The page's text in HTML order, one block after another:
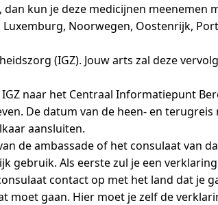
kun je deze medicijnen meenemen
Noorwegen, Oostenrijk,
(IGZ). Jouw arts zal deze
naar het Centraal Informatiepunt
De datum van de heen- en
aansluiten.
de ambassade of het consulaat van
Als eerste zul je een
contact op met het land dat je
gaan. Hier moet je zelf de